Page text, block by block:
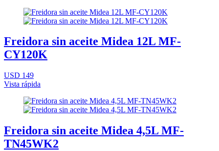
Freidora sin aceite Midea 12L MF-
CY120K
USD 149
Vista rápida
Freidora sin aceite Midea 4,5L MF-
TN45WK2